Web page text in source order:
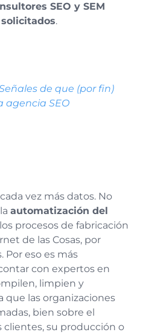
SEO y SEM
.
de que (por fin)
agencia SEO
vez más datos. No
automatización del
procesos de fabricación
de las Cosas, por
Por eso es más
con expertos en
limpien y
que las organizaciones
bien sobre el
su producción o